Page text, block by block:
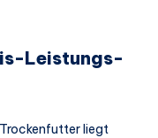
Leistungs-
liegt